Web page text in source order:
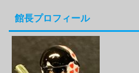
館長プロフィール